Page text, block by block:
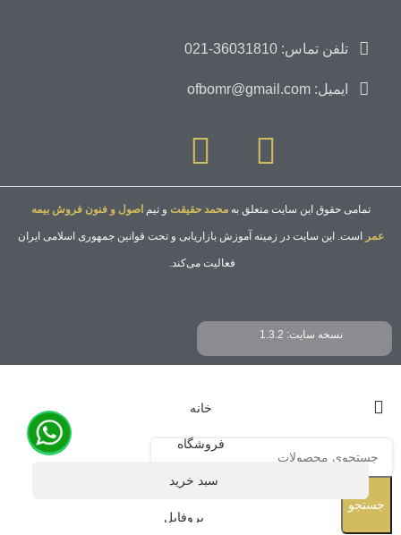
تلفن تماس: 36031810-021
ایمیل: ofbomr@gmail.com
تمامی حقوق این سایت متعلق بهمحمد حقیقت و تیماصول و فنون فروش بیمه
عمر است. این سایت در زمینه آموزش بازاریابی و تحت قوانین جمهوری اسلامی ایران
فعالیت می‌کند.
نسخه سایت: 1.3.2
جستجو
خانه
فروشگاه
سبد خرید
پروفایل